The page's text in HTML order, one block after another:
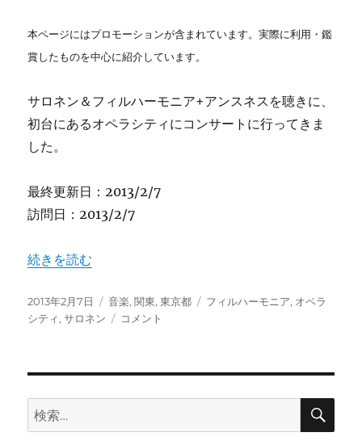
本ページにはプロモーションが含まれています。実際に利用・鑑
賞したものを中心に紹介しています。
サロネン＆フィルハーモニア+アンスネスを聴きに、
初台にあるオペラシティにコンサートに行ってきま
した。
最終更新日：2013/2/7
訪問日：2013/2/7
“【クラシック】フィルハーモニア交響楽団＆エサ＝ペ
続きを読む
投
稿
2013年2月7日
カ
テ
音楽,関東,東京都
タ
フィルハーモニア, オペラ
シティ,サロネン
【ク
フ
ル
コメント
検
索:
検